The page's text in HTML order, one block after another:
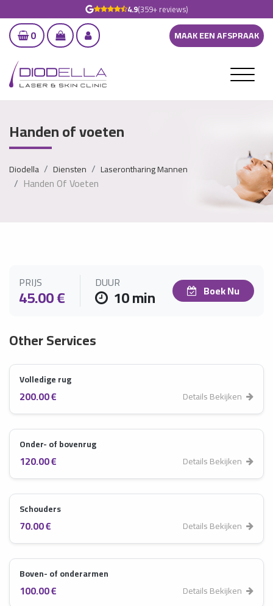
4.9(359+ reviews)
0 MAAK EEN AFSPRAAK
Handen of voeten
Diodella Diensten Laserontharing Mannen
Handen Of Voeten
PRIJS
45.00 €
DUUR
10 min Boek Nu
Other Services
Volledige rug
200.00 € Details Bekijken
Onder- of bovenrug
120.00 € Details Bekijken
Schouders
70.00 € Details Bekijken
Boven- of onderarmen
100.00 € Details Bekijken